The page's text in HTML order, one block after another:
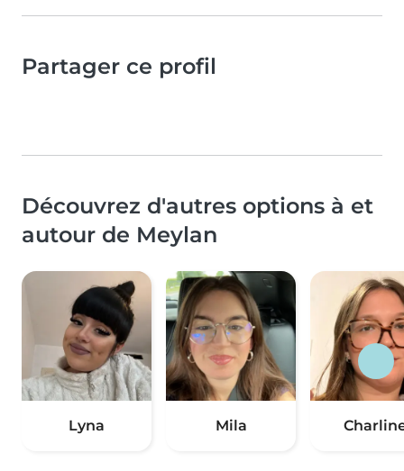
Partager ce profil
Découvrez d'autres options à et
autour de Meylan
Lyna Mila